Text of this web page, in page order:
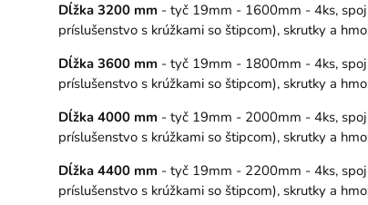
Dĺžka 3200 mm - tyč 19mm - 1600mm - 4ks,
príslušenstvo s krúžkami so štipcom), skrutky a
Dĺžka 3600 mm - tyč 19mm - 1800mm - 4ks,
príslušenstvo s krúžkami so štipcom), skrutky a
Dĺžka 4000 mm - tyč 19mm - 2000mm - 4ks,
príslušenstvo s krúžkami so štipcom), skrutky a
Dĺžka 4400 mm - tyč 19mm - 2200mm - 4ks,
príslušenstvo s krúžkami so štipcom), skrutky a